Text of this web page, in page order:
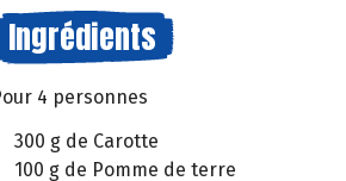
Ingrédients
4 personnes
300 g de Carotte
100 g de Pomme de terre